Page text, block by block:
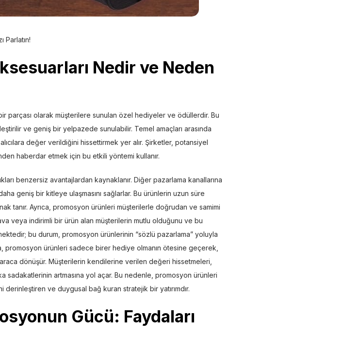
Parlatın!
Nedir ve Neden
parçası olarak müşterilere sunulan özel hediyeler ve ödüllerdir. Bu
ve geniş bir yelpazede sunulabilir. Temel amaçları arasında
değer verildiğini hissettirmek yer alır. Şirketler, potansiyel
haberdar etmek için bu etkili yöntemi kullanır.
benzersiz avantajlardan kaynaklanır. Diğer pazarlama kanallarına
geniş bir kitleye ulaşmasını sağlarlar. Bu ürünlerin uzun süre
tanır. Ayrıca, promosyon ürünleri müşterilerle doğrudan ve samimi
veya indirimli bir ürün alan müşterilerin mutlu olduğunu ve bu
bu durum, promosyon ürünlerinin “sözlü pazarlama” yoluyla
promosyon ürünleri sadece birer hediye olmanın ötesine geçerek,
dönüşür. Müşterilerin kendilerine verilen değeri hissetmeleri,
sadakatlerinin artmasına yol açar. Bu nedenle, promosyon ürünleri
derinleştiren ve duygusal bağ kuran stratejik bir yatırımdır.
Gücü: Faydaları